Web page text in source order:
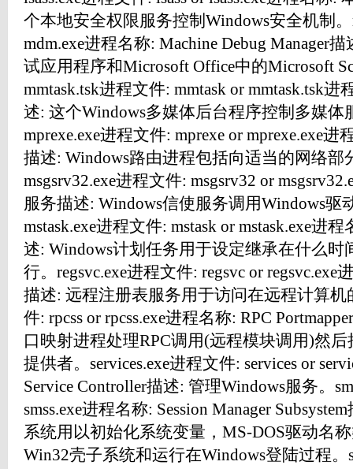
个本地安全权限服务控制Windows安全机制
mdm.exe进程名称: Machine Debug Manager
试应用程序和Microsoft Office中的Microsoft
mmtask.tsk进程文件: mmtask or mmtask.tsk
述: 这个Windows多媒体后台程序控制多媒
mprexe.exe进程文件: mprexe or mprexe.exe
描述: Windows路由进程包括向适当的网络部
msgsrv32.exe进程文件: msgsrv32 or
服务描述: Windows信使服务调用Windows驱
mstask.exe进程文件: mstask or mstask.exe进
述: Windows计划任务用于设定继承在什么
行。regsvc.exe进程文件: regsvc or
描述: 远程注册表服务用于访问在远程计算机
件: rpcss or rpcss.exe进程名称: RPC
口映射进程处理RPC调用(远程模块调用)然
提供者。services.exe进程文件: services or
Service Controller描述: 管理Windows服务。
smss.exe进程名称: Session Manager
系统用以初始化系统变量，MS-DOS驱动名
Win32壳子系统和运行在Windows登陆过程。